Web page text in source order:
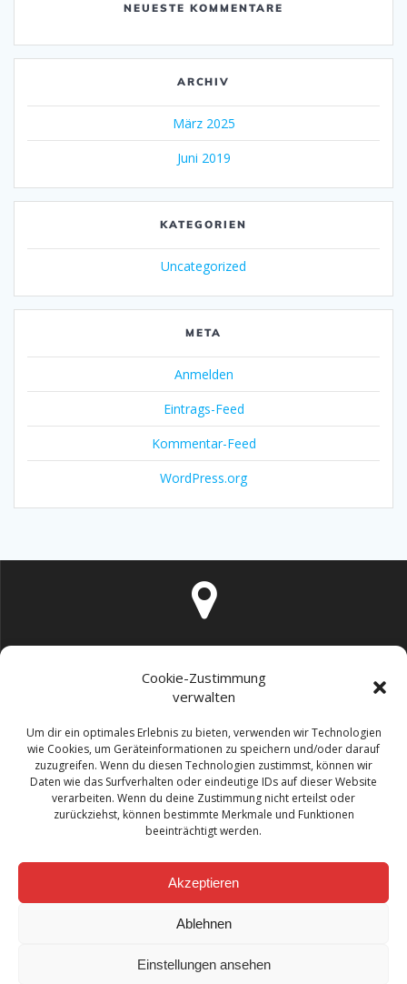
Cookie-Zustimmung
verwalten
Um dir ein optimales Erlebnis zu bieten, verwenden wir Technologien
wie Cookies, um Geräteinformationen zu speichern und/oder darauf
zuzugreifen. Wenn du diesen Technologien zustimmst, können wir
Daten wie das Surfverhalten oder eindeutige IDs auf dieser Website
verarbeiten. Wenn du deine Zustimmung nicht erteilst oder
zurückziehst, können bestimmte Merkmale und Funktionen
beeinträchtigt werden.
Akzeptieren
Ablehnen
Einstellungen ansehen
NEUESTE KOMMENTARE
ARCHIV
März 2025
Juni 2019
KATEGORIEN
Uncategorized
META
Anmelden
Eintrags-Feed
Kommentar-Feed
WordPress.org
info@physiozentrum-binder.de
07452 / 6003933